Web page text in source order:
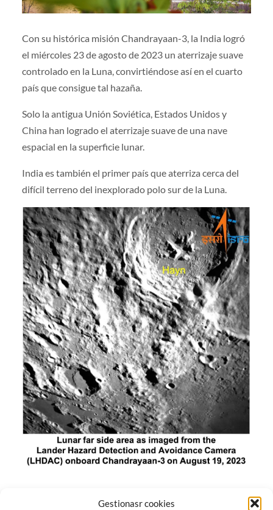
Gestionasr cookies
Con su histórica misión Chandrayaan-3, la India logró
el miércoles 23 de agosto de 2023 un aterrizaje suave
controlado en la Luna, convirtiéndose así en el cuarto
país que consigue tal hazaña.
Solo la antigua Unión Soviética, Estados Unidos y
China han logrado el aterrizaje suave de una nave
espacial en la superficie lunar.
India es también el primer país que aterriza cerca del
difícil terreno del inexplorado polo sur de la Luna.